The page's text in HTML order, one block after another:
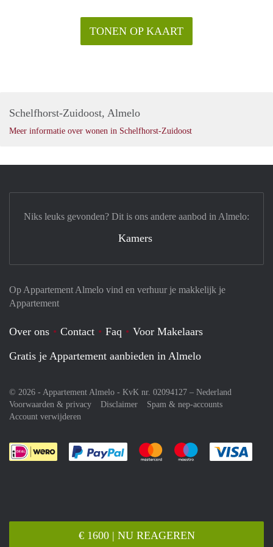
informatie en dus geheel vrijblijvend. Aan eventuele
€ 1600 | NU REAGEREN
TONEN OP KAART
Schelfhorst-Zuidoost, Almelo
Meer informatie over wonen in Schelfhorst-Zuidoost
Op Appartement Almelo vind en verhuur je makkelijk je
Appartement
Over ons Contact Faq
Voor Makelaars
Gratis je Appartement aanbieden in Almelo
© 2026 - Appartement Almelo - KvK nr. 02094127 – Nederland
Voorwaarden & privacy
Disclaimer
Spam & nep-accounts
Account verwijderen
Je rekent gemakkelijk af met Paypal
Je rekent gemakkelijk af met
Je rekent
Niks leuks gevonden? Dit is ons andere aanbod in Almelo:
Kamers